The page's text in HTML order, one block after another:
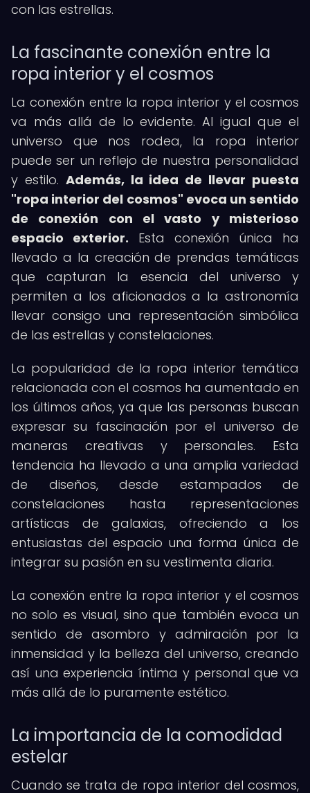
con las estrellas.
La fascinante conexión entre la
ropa interior y el cosmos
La conexión entre la ropa interior y el cosmos
va más allá de lo evidente. Al igual que el
universo que nos rodea, la ropa interior
puede ser un reflejo de nuestra personalidad
y estilo. Además, la idea de llevar puesta
"ropa interior del cosmos" evoca un sentido
de conexión con el vasto y misterioso
espacio exterior. Esta conexión única ha
llevado a la creación de prendas temáticas
que capturan la esencia del universo y
permiten a los aficionados a la astronomía
llevar consigo una representación simbólica
de las estrellas y constelaciones.
La popularidad de la ropa interior temática
relacionada con el cosmos ha aumentado en
los últimos años, ya que las personas buscan
expresar su fascinación por el universo de
maneras creativas y personales. Esta
tendencia ha llevado a una amplia variedad
de diseños, desde estampados de
constelaciones hasta representaciones
artísticas de galaxias, ofreciendo a los
entusiastas del espacio una forma única de
integrar su pasión en su vestimenta diaria.
La conexión entre la ropa interior y el cosmos
no solo es visual, sino que también evoca un
sentido de asombro y admiración por la
inmensidad y la belleza del universo, creando
así una experiencia íntima y personal que va
más allá de lo puramente estético.
La importancia de la comodidad
estelar
Cuando se trata de ropa interior del cosmos,